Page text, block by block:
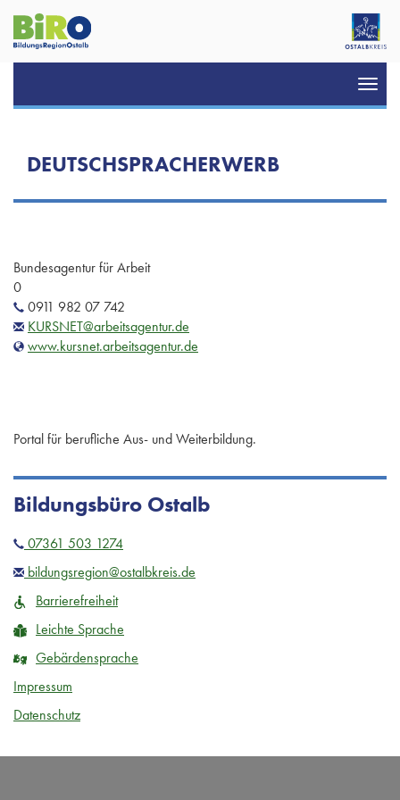
DEUTSCHSPRACHERWERB
Bundesagentur für Arbeit
0
0911 982 07 742
KURSNET@arbeitsagentur.de
www.kursnet.arbeitsagentur.de
Portal für berufliche Aus- und Weiterbildung.
Bildungsbüro Ostalb
07361 503 1274
bildungsregion@ostalbkreis.de
Barrierefreiheit
Leichte Sprache
Gebärdensprache
Impressum
Datenschutz